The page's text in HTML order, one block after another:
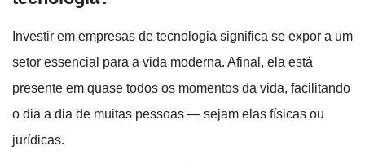
Investir em empresas de tecnologia significa se expor a um
setor essencial para a vida moderna. Afinal, ela está
presente em quase todos os momentos da vida, facilitando
o dia a dia de muitas pessoas — sejam elas físicas ou
jurídicas.